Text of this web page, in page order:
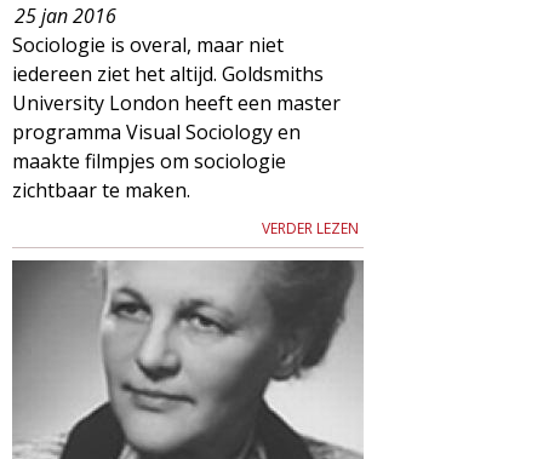
25 jan 2016
Sociologie is overal, maar niet
iedereen ziet het altijd. Goldsmiths
University London heeft een master
programma Visual Sociology en
maakte filmpjes om sociologie
zichtbaar te maken.
VERDER LEZEN